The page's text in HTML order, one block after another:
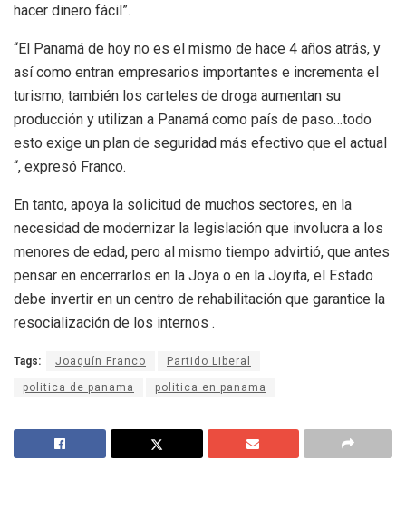
hacer dinero fácil”.
“El Panamá de hoy no es el mismo de hace 4 años atrás, y
así como entran empresarios importantes e incrementa el
turismo, también los carteles de droga aumentan su
producción y utilizan a Panamá como país de paso…todo
esto exige un plan de seguridad más efectivo que el actual
“, expresó Franco.
En tanto, apoya la solicitud de muchos sectores, en la
necesidad de modernizar la legislación que involucra a los
menores de edad, pero al mismo tiempo advirtió, que antes
pensar en encerrarlos en la Joya o en la Joyita, el Estado
debe invertir en un centro de rehabilitación que garantice la
resocialización de los internos .
Tags: Joaquín Franco Partido Liberal
politica de panama politica en panama